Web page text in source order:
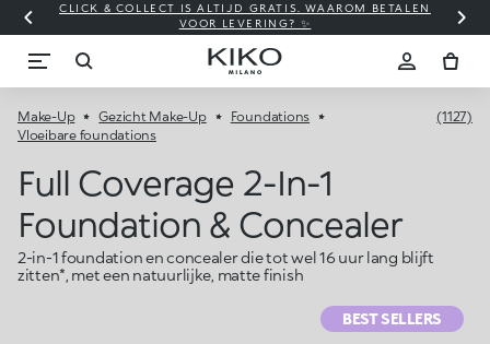
CLICK & COLLECT IS ALTIJD GRATIS. WAAROM BETALEN
VOOR LEVERING? ✨
Make-Up Gezicht Make-Up
Foundations
Vloeibare foundations
(1127)
Full Coverage 2-In-1
Foundation & Concealer
2-in-1 foundation en concealer die tot wel 16 uur lang blijft
zitten*, met een natuurlijke, matte finish
BEST SELLERS